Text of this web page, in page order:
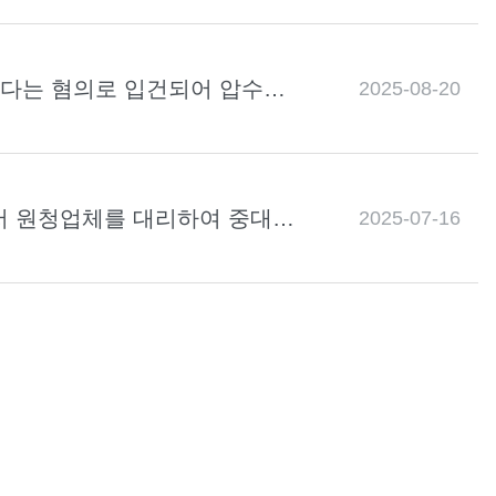
는 혐의로 입건되어 압수수
2025-08-20
원청업체를 대리하여 중대재
2025-07-16